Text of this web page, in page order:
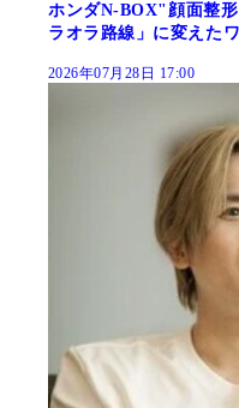
ホンダN-BOX"顔面整
ラオラ路線」に変えた
2026年07月28日 17:00